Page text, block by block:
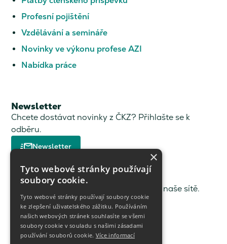
Profesní pojištění
Vzdělávání a semináře
Novinky ve výkonu profese AZI
Nabídka práce
Newsletter
Chcete dostávat novinky z ČKZ? Přihlašte se k
odběru.
Newsletter
Sledujte nás
Řadu novinek a informací dáváme i na naše sítě.
×
Tyto webové stránky používají
soubory cookie.
Tyto webové stránky používají soubory cookie
ke zlepšení uživatelského zážitku. Používáním
našich webových stránek souhlasíte se všemi
soubory cookie v souladu s našimi zásadami
používání souborů cookie. Více informací